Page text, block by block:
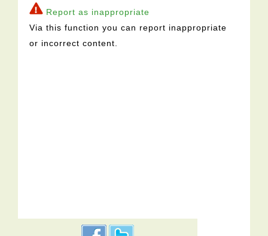
Report as inappropriate
Via this function you can report inappropriate
or incorrect content.